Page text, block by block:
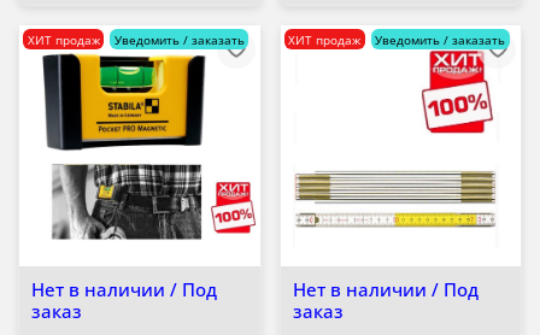
Нет в наличии / Под
заказ
ХИТ продаж Уведомить / заказать
Нет в наличии / Под
заказ
ХИТ продаж Уведомить / заказать